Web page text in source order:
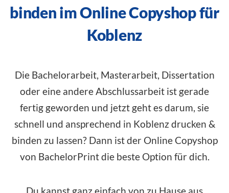
binden im Online Copyshop für
Koblenz
Die Bachelorarbeit, Masterarbeit, Dissertation
oder eine andere Abschlussarbeit ist gerade
fertig geworden und jetzt geht es darum, sie
schnell und ansprechend in Koblenz drucken &
binden zu lassen? Dann ist der Online Copyshop
von BachelorPrint die beste Option für dich.